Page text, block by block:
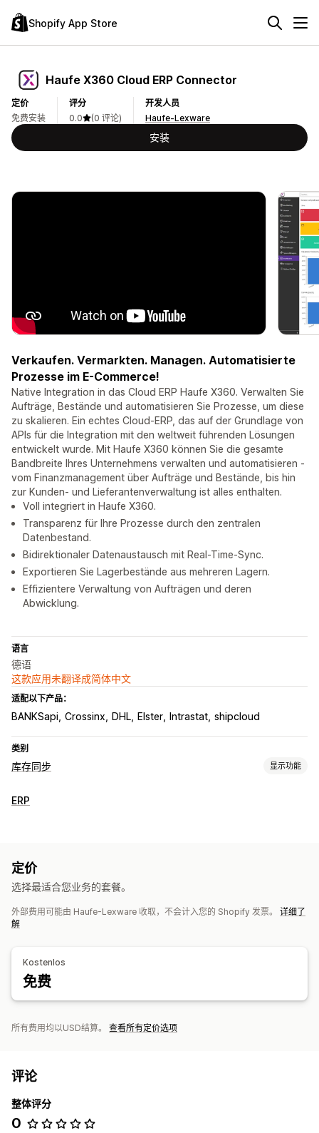
Shopify App Store
Haufe X360 Cloud ERP Connector
定价
免费安装
评分
0.0
(0 评论)
开发人员
Haufe-Lexware
安装
Verkaufen. Vermarkten. Managen. Automatisierte
Prozesse im E-Commerce!
Native Integration in das Cloud ERP Haufe X360. Verwalten Sie
Aufträge, Bestände und automatisieren Sie Prozesse, um diese
zu skalieren. Ein echtes Cloud-ERP, das auf der Grundlage von
APIs für die Integration mit den weltweit führenden Lösungen
entwickelt wurde. Mit Haufe X360 können Sie die gesamte
Bandbreite Ihres Unternehmens verwalten und automatisieren -
vom Finanzmanagement über Aufträge und Bestände, bis hin
zur Kunden- und Lieferantenverwaltung ist alles enthalten.
Voll integriert in Haufe X360.
Transparenz für Ihre Prozesse durch den zentralen
Datenbestand.
Bidirektionaler Datenaustausch mit Real-Time-Sync.
Exportieren Sie Lagerbestände aus mehreren Lagern.
Effizientere Verwaltung von Aufträgen und deren
Abwicklung.
语言
德语
这款应用未翻译成简体中文
适配以下产品：
BANKSapi Crossinx DHL Elster Intrastat shipcloud
类别
库存同步 显示功能
同步类型
通知和报告
自定义通知
订单更新 电子邮件提醒
ERP
定价
选择最适合您业务的套餐。
外部费用可能由 Haufe-Lexware 收取，不会计入您的 Shopify 发票。 详细了
解
Kostenlos
免费
所有费用均以USD结算。 查看所有定价选项
评论
整体评分
0